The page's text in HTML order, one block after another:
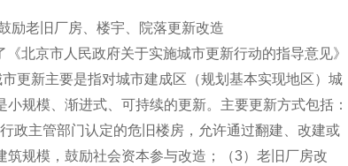
励老旧厂房、楼宇、院落更新改造
北京市人民政府关于实施城市更新行动的指导意见》
市更新主要是指对城市建成区（规划基本实现地区）城
规模、渐进式、可持续的更新。主要更新方式包括：
政主管部门认定的危旧楼房，允许通过翻建、改建或
规模，鼓励社会资本参与改造；（3）老旧厂房改